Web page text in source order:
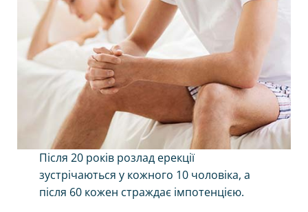
Після 20 років розлад ерекції
зустрічаються у кожного 10 чоловіка, а
після 60 кожен страждає імпотенцією.